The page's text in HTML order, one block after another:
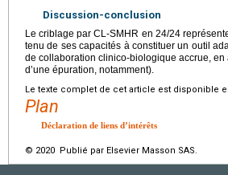
Discussion-conclusion
Le criblage par CL-SMHR en 24/24
tenu de ses capacités à constituer un outil
de collaboration clinico-biologique accrue,
d’une épuration, notamment).
Le texte complet de cet article est disponible
Plan
Déclaration de liens d’intérêts
© 2020 Publié par Elsevier Masson SAS.